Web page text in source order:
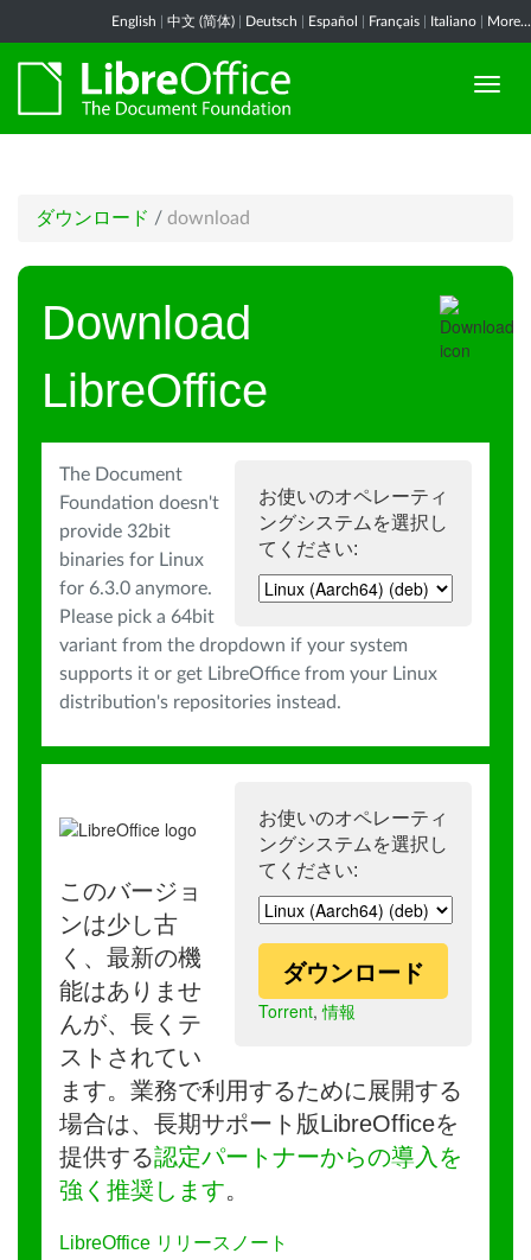
English 中文 (简体) Deutsch Español Français Italiano More...
ダウンロード / download
Download
LibreOffice
お使いのオペレーティ
ングシステムを選択し
てください:
The Document
Foundation doesn't
provide 32bit
binaries for Linux
for 6.3.0 anymore.
Please pick a 64bit
variant from the dropdown if your system
supports it or get LibreOffice from your Linux
distribution's repositories instead.
お使いのオペレーティ
ングシステムを選択し
てください:
ダウンロード
Torrent,情報
このバージョ
ンは少し古
く、最新の機
能はありませ
んが、長くテ
ストされてい
ます。業務で利用するために展開する
場合は、長期サポート版LibreOfficeを
提供する認定パートナーからの導入を
強く推奨します。
LibreOffice リリースノート